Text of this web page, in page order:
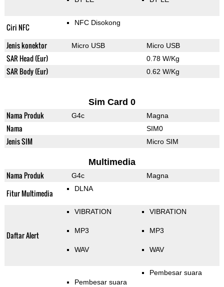
Ciri NFC NFC Disokong
Jenis konektor Micro USB Micro USB
SAR Head (Eur) 0.78 W/Kg
SAR Body (Eur) 0.62 W/Kg
Sim Card 0
Nama Produk G4c Magna
Nama SIM0
Jenis SIM Micro SIM
Multimedia
Nama Produk G4c Magna
Fitur Multimedia DLNA
Daftar Alert
VIBRATION
MP3
WAV
VIBRATION
MP3
WAV
Pembesar suara
Pembesar suara